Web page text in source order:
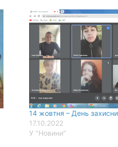
14 жовтня – День
17.10.2022
У "Новини"